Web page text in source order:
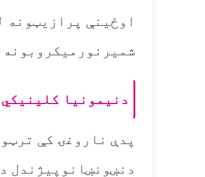
اوځینې پرازیټونه
شمیرنورمیکروبونه
دنیمونیا
پدې ناروغۍ کې
دنښونښانوپیژندل